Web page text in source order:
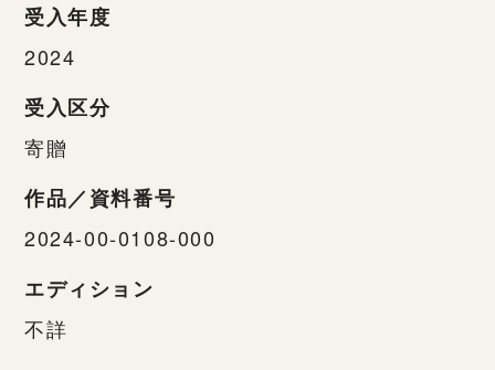
受入年度
2024
受入区分
寄贈
作品／資料番号
2024-00-0108-000
エディション
不詳